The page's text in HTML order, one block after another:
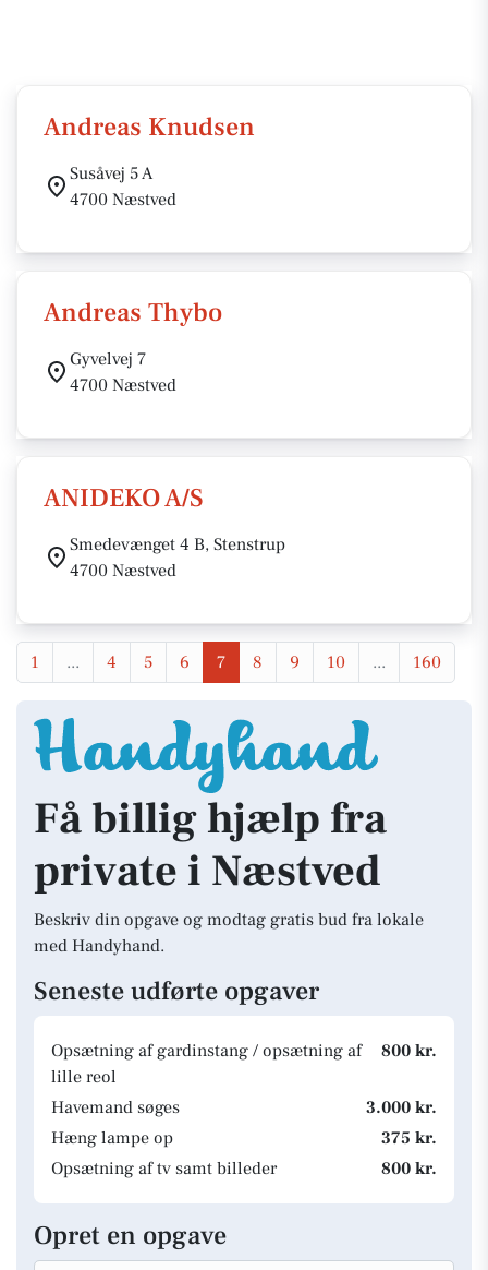
Andreas Knudsen
Susåvej 5 A
4700 Næstved
Andreas Thybo
Gyvelvej 7
4700 Næstved
ANIDEKO A/S
Smedevænget 4 B, Stenstrup
4700 Næstved
1 ... 4 5 6 7 8 9 10 ... 160
Få billig hjælp fra
private i Næstved
Beskriv din opgave og modtag gratis bud fra lokale
med Handyhand.
Seneste udførte opgaver
Opsætning af gardinstang / opsætning af
lille reol
800 kr.
Havemand søges
3.000 kr.
Hæng lampe op
375 kr.
Opsætning af tv samt billeder
800 kr.
Opret en opgave